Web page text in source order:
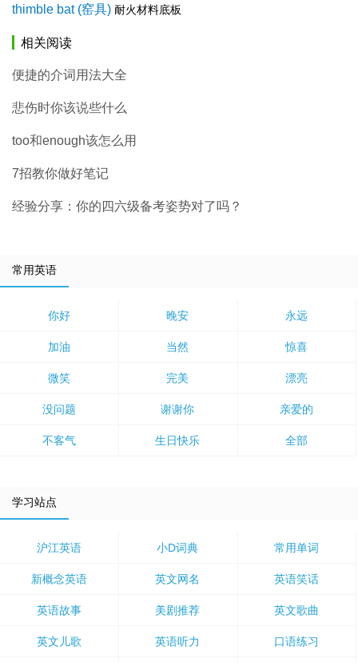
thimble bat (窑具) 耐火材料底板
相关阅读
便捷的介词用法大全
悲伤时你该说些什么
too和enough该怎么用
7招教你做好笔记
经验分享：你的四六级备考姿势对了吗？
常用英语
你好 晚安 永远
加油 当然 惊喜
微笑 完美 漂亮
没问题 谢谢你 亲爱的
不客气 生日快乐 全部
学习站点
沪江英语 小D词典 常用单词
新概念英语 英文网名 英语笑话
英语故事 美剧推荐 英文歌曲
英文儿歌 英语听力 口语练习